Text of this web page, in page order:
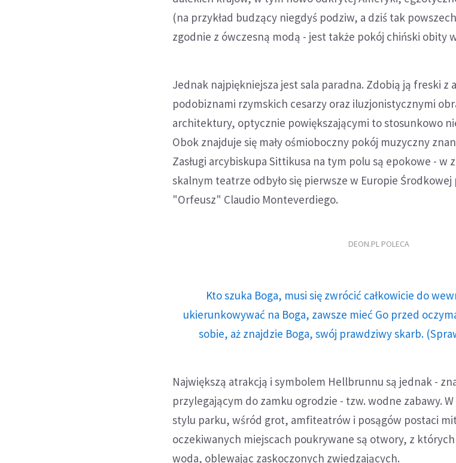
(na przykład budzący niegdyś podziw, a dziś tak
zgodnie z ówczesną modą - jest także pokój chiński obity
Jednak najpiękniejsza jest sala paradna. Zdobią ją freski
podobiznami rzymskich cesarzy oraz iluzjonistycznymi
architektury, optycznie powiększającymi to stosunkowo
Obok znajduje się mały ośmioboczny pokój muzyczny
Zasługi arcybiskupa Sittikusa na tym polu są epokowe - w
skalnym teatrze odbyło się pierwsze w Europie
"Orfeusz" Claudio Monteverdiego.
DEON.PL POLECA
Kto szuka Boga, musi się zwrócić całkowicie do
ukierunkowywać na Boga, zawsze mieć Go przed
sobie, aż znajdzie Boga, swój prawdziwy skarb.
Największą atrakcją i symbolem Hellbrunnu są jednak -
przylegającym do zamku ogrodzie - tzw. wodne zabawy.
stylu parku, wśród grot, amfiteatrów i posągów postaci
oczekiwanych miejscach poukrywane są otwory, z
woda, oblewając zaskoczonych zwiedzających.